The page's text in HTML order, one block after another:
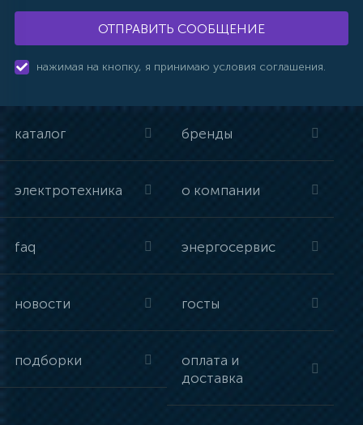
ОТПРАВИТЬ СООБЩЕНИЕ
нажимая на кнопку, я принимаю условия соглашения.
каталог бренды
электротехника о компании
faq энергосервис
новости госты
подборки
оплата и
доставка